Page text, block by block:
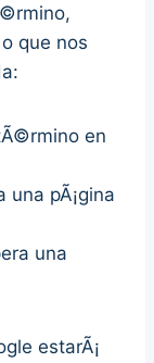
que nos
en
una pÃ¡gina
una
estarÃ¡